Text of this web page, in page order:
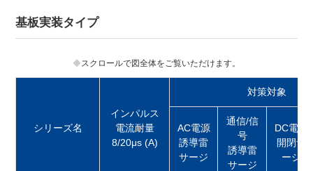
基板実装タイプ
スクロールで図全体をご覧いただけます。
シリーズ名
インパルス
電流耐量
8/20μs (A)
対策対象
AC電源
誘導雷
サージ
通信/信
号
誘導雷
サージ
DC電源
開閉サ
ージ